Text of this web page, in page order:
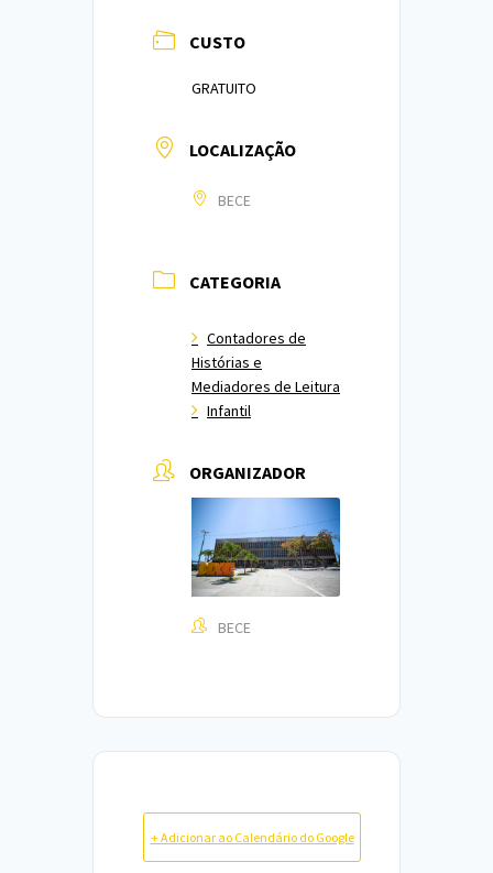
CUSTO
GRATUITO
LOCALIZAÇÃO
BECE
CATEGORIA
Contadores de
Histórias e
Mediadores de Leitura
Infantil
ORGANIZADOR
BECE
+ Adicionar ao Calendário do Google